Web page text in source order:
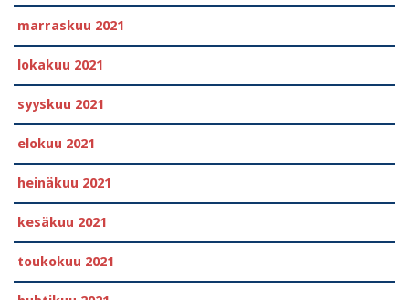
marraskuu 2021
lokakuu 2021
syyskuu 2021
elokuu 2021
heinäkuu 2021
kesäkuu 2021
toukokuu 2021